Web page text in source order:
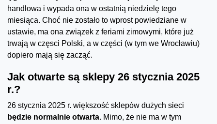
handlowa i wypada ona w ostatnią niedzielę tego
miesiąca. Choć nie zostało to wprost powiedziane w
ustawie, ma ona związek z feriami zimowymi, które już
trwają w częsci Polski, a w części (w tym we Wrocławiu)
dopiero mają się zacząć.
Jak otwarte są sklepy 26 stycznia 2025
r.?
26 stycznia 2025 r. większość sklepów dużych sieci
będzie normalnie otwarta. Mimo, że nie ma w tym